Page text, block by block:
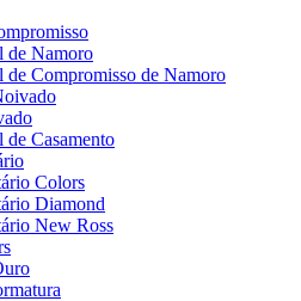
de Namoro
de Compromisso de Namoro
de Casamento
Colors
Diamond
New Ross